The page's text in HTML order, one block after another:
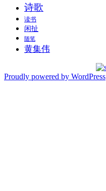
诗歌
读书
闲扯
随笔
黄集伟
Proudly powered by WordPress